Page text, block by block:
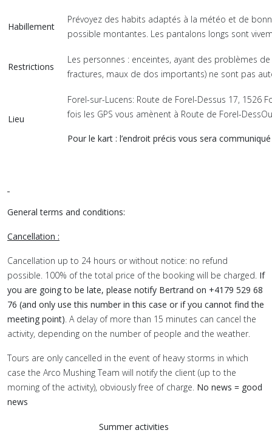
Habillement
Prévoyez des habits adaptés à la météo et de
possible montantes. Les pantalons longs sont
Restrictions
Les personnes : enceintes, ayant des problèmes
fractures, maux de dos importants) ne sont pas
Lieu
Forel-sur-Lucens: Route de Forel-Dessus 17, 1526
fois les GPS vous amènent à Route de Forel-
Pour le kart : l’endroit précis vous sera
General terms and conditions:
Cancellation :
Cancellation up to 24 hours or without notice: no refund
possible. 100% of the total price of the booking will be charged. If
you are going to be late, please notify Bertrand on +4179 529 68
76 (and only use this number in this case or if you cannot find the
meeting point). A delay of more than 15 minutes can cancel the
activity, depending on the number of people and the weather.
Tours are only cancelled in the event of heavy storms in which
case the Arco Mushing Team will notify the client (up to the
morning of the activity), obviously free of charge. No news = good
news
Summer activities